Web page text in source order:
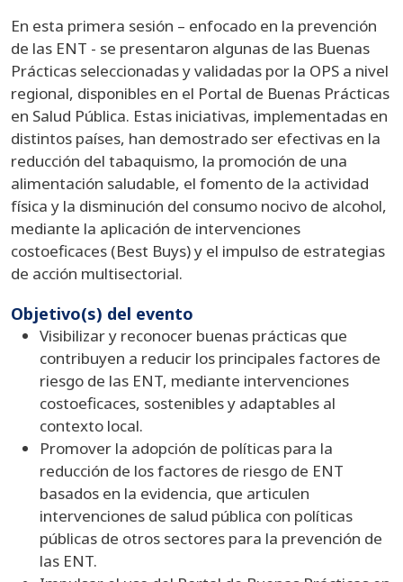
En esta primera sesión – enfocado en la prevención
de las ENT - se presentaron algunas de las Buenas
Prácticas seleccionadas y validadas por la OPS a nivel
regional, disponibles en el Portal de Buenas Prácticas
en Salud Pública. Estas iniciativas, implementadas en
distintos países, han demostrado ser efectivas en la
reducción del tabaquismo, la promoción de una
alimentación saludable, el fomento de la actividad
física y la disminución del consumo nocivo de alcohol,
mediante la aplicación de intervenciones
costoeficaces (Best Buys) y el impulso de estrategias
de acción multisectorial.
Objetivo(s) del evento
Visibilizar y reconocer buenas prácticas que
contribuyen a reducir los principales factores de
riesgo de las ENT, mediante intervenciones
costoeficaces, sostenibles y adaptables al
contexto local.
Promover la adopción de políticas para la
reducción de los factores de riesgo de ENT
basados en la evidencia, que articulen
intervenciones de salud pública con políticas
públicas de otros sectores para la prevención de
las ENT.